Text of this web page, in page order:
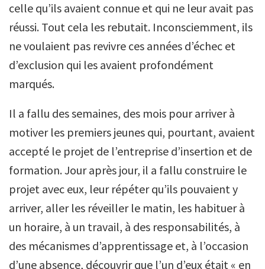
celle qu’ils avaient connue et qui ne leur avait pas
réussi. Tout cela les rebutait. Inconsciemment, ils
ne voulaient pas revivre ces années d’échec et
d’exclusion qui les avaient profondément
marqués.
Il a fallu des semaines, des mois pour arriver à
motiver les premiers jeunes qui, pourtant, avaient
accepté le projet de l’entreprise d’insertion et de
formation. Jour après jour, il a fallu construire le
projet avec eux, leur répéter qu’ils pouvaient y
arriver, aller les réveiller le matin, les habituer à
un horaire, à un travail, à des responsabilités, à
des mécanismes d’apprentissage et, à l’occasion
d’une absence, découvrir que l’un d’eux était « en